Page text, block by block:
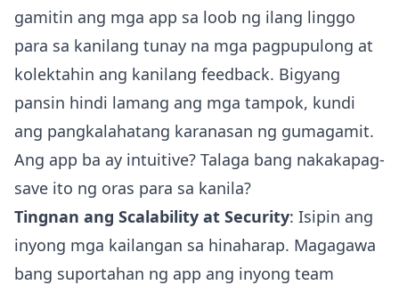
gamitin ang mga app sa loob ng ilang linggo
para sa kanilang tunay na mga pagpupulong at
kolektahin ang kanilang feedback. Bigyang
pansin hindi lamang ang mga tampok, kundi
ang pangkalahatang karanasan ng gumagamit.
Ang app ba ay intuitive? Talaga bang nakakapag-
save ito ng oras para sa kanila?
Tingnan ang Scalability at Security: Isipin ang
inyong mga kailangan sa hinaharap. Magagawa
bang suportahan ng app ang inyong team